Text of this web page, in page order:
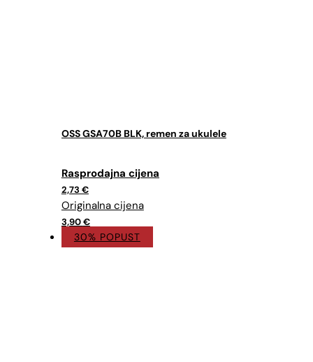
OSS GSA70B BLK, remen za ukulele
3,90€
Izvorna
cijena
bila
je:
3,90 €.
2,73 €
Trenutna
cijena
je:
2,73 €.
30% POPUST